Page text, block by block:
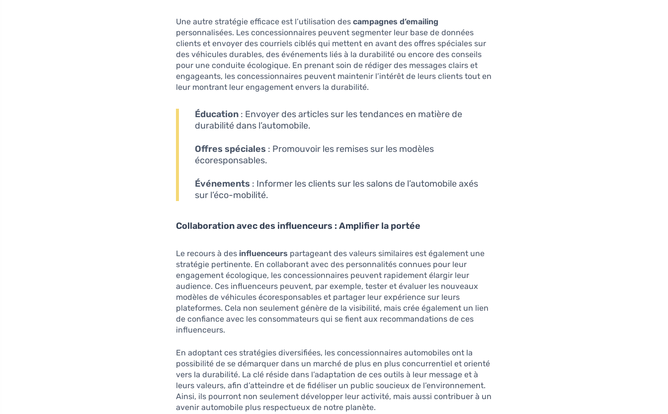
Une autre stratégie efficace est l’utilisation descampagnes d’emailing
personnalisées. Les concessionnaires peuvent segmenter leur base de données
clients et envoyer des courriels ciblés qui mettent en avant des offres spéciales sur
des véhicules durables, des événements liés à la durabilité ou encore des conseils
pour une conduite écologique. En prenant soin de rédiger des messages clairs et
engageants, les concessionnaires peuvent maintenir l’intérêt de leurs clients tout en
leur montrant leur engagement envers la durabilité.
Éducation : Envoyer des articles sur les tendances en matière de
durabilité dans l’automobile.
Offres spéciales : Promouvoir les remises sur les modèles
écoresponsables.
Événements : Informer les clients sur les salons de l’automobile axés
sur l’éco-mobilité.
Collaboration avec des influenceurs : Amplifier la portée
Le recours à des influenceurs partageant des valeurs similaires est également une
stratégie pertinente. En collaborant avec des personnalités connues pour leur
engagement écologique, les concessionnaires peuvent rapidement élargir leur
audience. Ces influenceurs peuvent, par exemple, tester et évaluer les nouveaux
modèles de véhicules écoresponsables et partager leur expérience sur leurs
plateformes. Cela non seulement génère de la visibilité, mais crée également un lien
de confiance avec les consommateurs qui se fient aux recommandations de ces
influenceurs.
En adoptant ces stratégies diversifiées, les concessionnaires automobiles ont la
possibilité de se démarquer dans un marché de plus en plus concurrentiel et orienté
vers la durabilité. La clé réside dans l’adaptation de ces outils à leur message et à
leurs valeurs, afin d’atteindre et de fidéliser un public soucieux de l’environnement.
Ainsi, ils pourront non seulement développer leur activité, mais aussi contribuer à un
avenir automobile plus respectueux de notre planète.